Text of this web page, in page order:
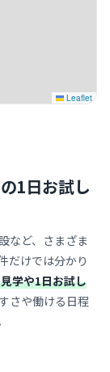
Leaflet
1日お試し
など、さまざま
だけでは分かり
学や1日お試し
さや働ける日程